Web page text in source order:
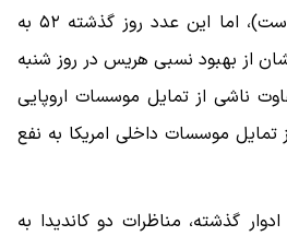
شانس با درصد متفاوت است)، اما این عدد روز گذشته ۵۲ به
نشان از بهبود نسبی هریس در روز شنبه
ناشی از تمایل موسسات اروپایی
موسسات داخلی امریکا به نفع
گذشته، مناظرات دو کاندیدا به